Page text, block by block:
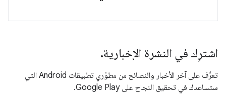
اشترِك في النشرة الإخبارية.
تعرَّف على آخر الأخبار والنصائح من مطوّري تطبيقات Android التي
ستساعدك في تحقيق النجاح على Google Play.